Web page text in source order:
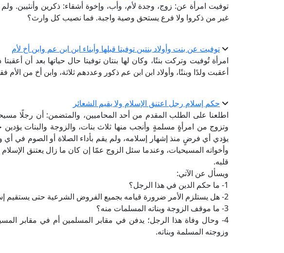
توفيت امرأة عن: زوج، وجدة لأم، وأب، وإخوة أشقاء: ذكرين وأنثيين.
غير من ذكروا ولا فرع يستحق وصية واجبة. فما نصيب كل وارث؟
توفيت عن بنت وأولاد بنتين توفيتا قبلها وأبناء ابن ابن عم وابن أخ لأم
امرأة تُوفيت وتركت بنتًا، وكان لها بنتان توفيتا حال حياتها بعد أن أعقبتا
أعقبت ولدًا وبنتًا، وأولاد ابن ابن عم ذكور وعددهم ثلاثة، وابن أخ من
حكم إسلام رجل اعتنق الإسلام ولا يقيم الشعائر
اطلعنا على الطلب المقدم من أحد المحاميين، والمتضمن: أن رجلًا
وتزوج من امرأةٍ مسلمةٍ وأنجب منها ثلاث بنات، والزوجة والبنات
يؤدي أي فرضٍ منذ إشهار إسلامه، ولم يقم بأداء الصلاة أو الصوم في أي
وأخواته المسيحيات، وعندما سئل الزوج عمّا إن كان ما زال يعتنق
قلبه.
ويسأل عن الآتي:
1- ما حكم الدين في هذا الرجل؟
2- هل يستلزم الأمر ضرورة قيامه بجميع الفروض الشرعية حتى يستقيم إسلامه أم يعتبر مرتدًا عن الإسلام؟
3- ما موقف الزوجة وبناته المسلمات منه؟
4- وحال وفاة هذا الرجل؛ يدفن في مقابر المسلمين أم في مقابر
وزوجته المسلمة وبناته.